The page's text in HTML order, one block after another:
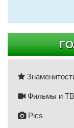
Фильмы и ТВ
Pics